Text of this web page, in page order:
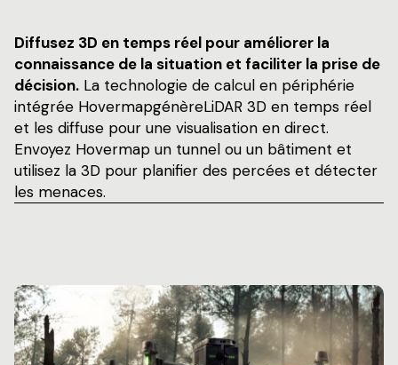
Diffusez 3D en temps réel pour améliorer la
connaissance de la situation et faciliter la prise de
décision. La technologie de calcul en périphérie
intégrée HovermapgénèreLiDAR 3D en temps réel
et les diffuse pour une visualisation en direct.
Envoyez Hovermap un tunnel ou un bâtiment et
utilisez la 3D pour planifier des percées et détecter
les menaces.